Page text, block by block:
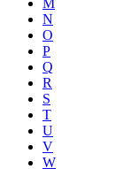
M
N
O
P
Q
R
S
T
U
V
W